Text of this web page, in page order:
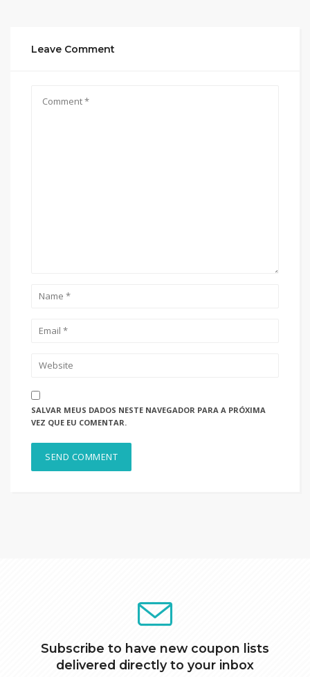
Leave Comment
SALVAR MEUS DADOS NESTE NAVEGADOR PARA A PRÓXIMA
VEZ QUE EU COMENTAR.
Subscribe to have new coupon lists
delivered directly to your inbox